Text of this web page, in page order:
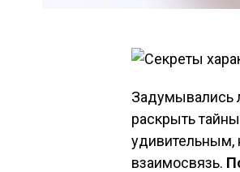
Задумывались
раскрыть
удивительным,
взаимосвязь.